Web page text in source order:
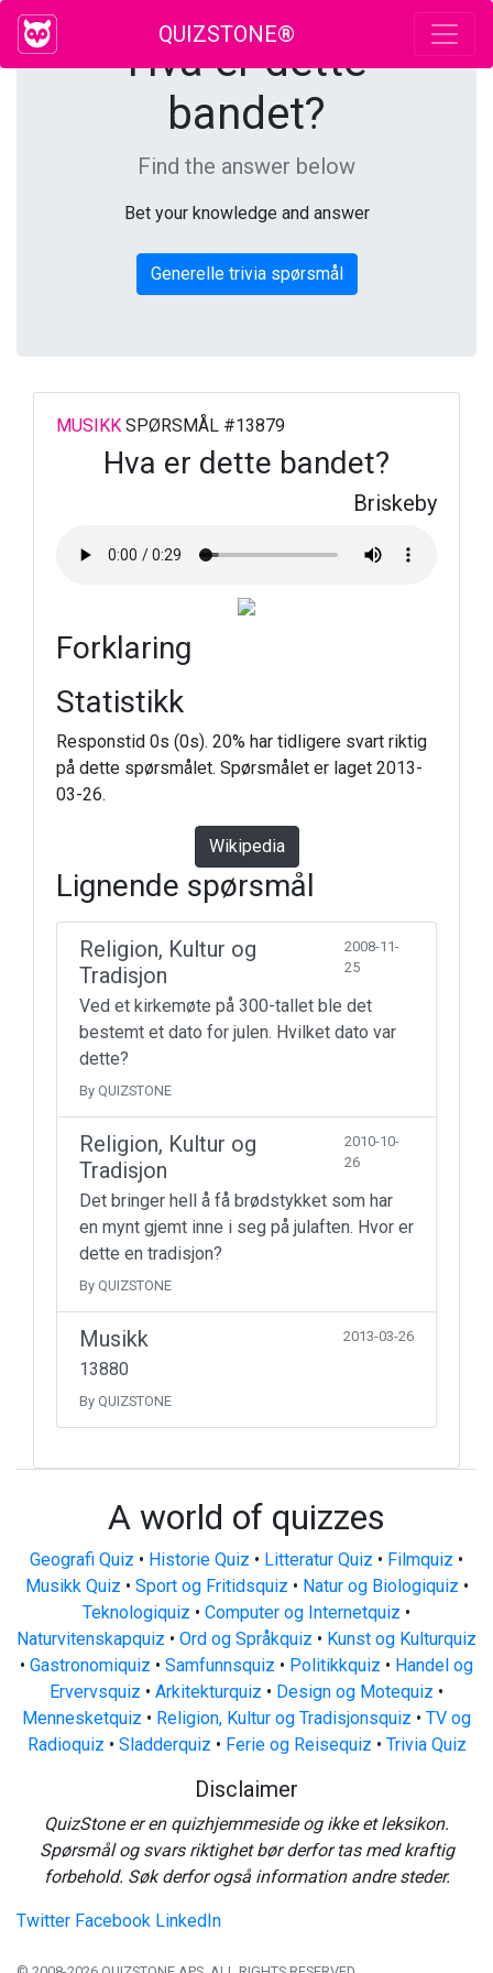
QUIZSTONE®
Hva er dette
bandet?
Find the answer below
Bet your knowledge and answer
Generelle trivia spørsmål
MUSIKK SPØRSMÅL #13879
Hva er dette bandet?
Briskeby
Forklaring
Statistikk
Responstid 0s (0s). 20% har tidligere svart riktig
på dette spørsmålet. Spørsmålet er laget 2013-
03-26.
Wikipedia
Lignende spørsmål
Religion, Kultur og
Tradisjon
2008-11-
25
Ved et kirkemøte på 300-tallet ble det
bestemt et dato for julen. Hvilket dato var
dette?
By QUIZSTONE
Religion, Kultur og
Tradisjon
2010-10-
26
Det bringer hell å få brødstykket som har
en mynt gjemt inne i seg på julaften. Hvor er
dette en tradisjon?
By QUIZSTONE
Musikk 2013-03-26
13880
By QUIZSTONE
A world of quizzes
Geografi Quiz • Historie Quiz • Litteratur Quiz • Filmquiz •
Musikk Quiz • Sport og Fritidsquiz • Natur og Biologiquiz •
Teknologiquiz • Computer og Internetquiz •
Naturvitenskapquiz • Ord og Språkquiz • Kunst og Kulturquiz
• Gastronomiquiz • Samfunnsquiz • Politikkquiz • Handel og
Ervervsquiz • Arkitekturquiz • Design og Motequiz •
Mennesketquiz • Religion, Kultur og Tradisjonsquiz • TV og
Radioquiz • Sladderquiz • Ferie og Reisequiz • Trivia Quiz
Disclaimer
QuizStone er en quizhjemmeside og ikke et leksikon.
Spørsmål og svars riktighet bør derfor tas med kraftig
forbehold. Søk derfor også information andre steder.
Twitter Facebook LinkedIn